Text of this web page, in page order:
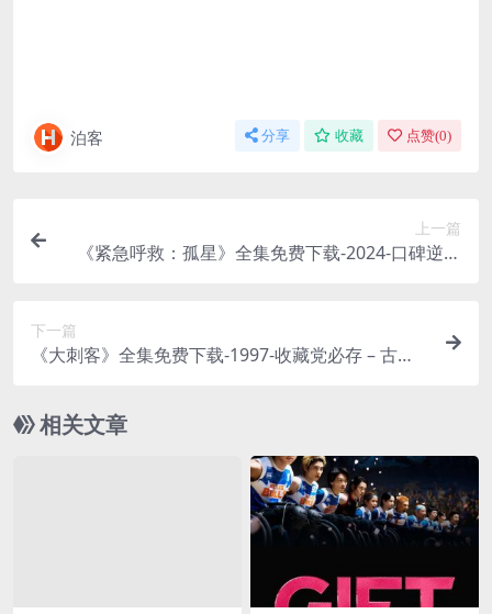
泊客 分享 收藏 点赞(0)
上一篇
《紧急呼救：孤星》全集免费下载-2024-口碑逆天
下一篇
《大刺客》全集免费下载-1997-收藏党必存 – 古装/
相关文章